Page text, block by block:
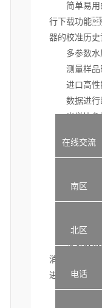
简单易用
行下载功能
器的校准历
多参数水
测量样品
进口高性
数据进行
光学比色
可存储曲
可充电锂
多参数水
多参数水
消除了人为
进出口监测
在线交流
南区
北区
电话